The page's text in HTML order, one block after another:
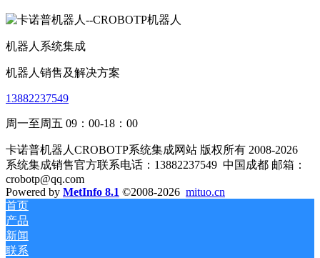
机器人系统集成
机器人销售及解决方案
13882237549
周一至周五 09：00-18：00
卡诺普机器人CROBOTP系统集成网站 版权所有 2008-2026
系统集成销售官方联系电话：13882237549 中国成都 邮箱：
crobotp@qq.com
Powered by MetInfo 8.1 ©2008-2026 mituo.cn
首页
产品
新闻
联系